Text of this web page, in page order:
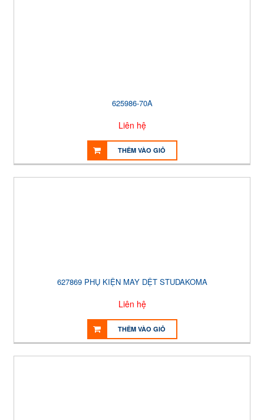
625986-70A
Liên hệ
THÊM VÀO GIỎ
627869 PHỤ KIỆN MAY DỆT STUDAKOMA
Liên hệ
THÊM VÀO GIỎ